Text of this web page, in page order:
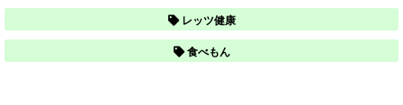
レッツ健康
食べもん